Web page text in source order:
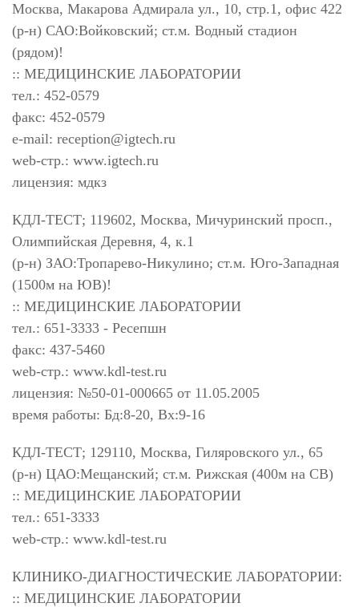
Москва, Макарова Адмирала ул., 10, стр.1, офис 422
(р-н) САО:Войковский; ст.м. Водный стадион
(рядом)!
:: МЕДИЦИНСКИЕ ЛАБОРАТОРИИ
тел.: 452-0579
факс: 452-0579
e-mail: reception@igtech.ru
web-стр.: www.igtech.ru
лицензия: мдкз
КДЛ-ТЕСТ; 119602, Москва, Мичуринский просп.,
Олимпийская Деревня, 4, к.1
(р-н) ЗАО:Тропарево-Никулино; ст.м. Юго-Западная
(1500м на ЮВ)!
:: МЕДИЦИНСКИЕ ЛАБОРАТОРИИ
тел.: 651-3333 - Ресепшн
факс: 437-5460
web-стр.: www.kdl-test.ru
лицензия: №50-01-000665 от 11.05.2005
время работы: Бд:8-20, Вх:9-16
КДЛ-ТЕСТ; 129110, Москва, Гиляровского ул., 65
(р-н) ЦАО:Мещанский; ст.м. Рижская (400м на СВ)
:: МЕДИЦИНСКИЕ ЛАБОРАТОРИИ
тел.: 651-3333
web-стр.: www.kdl-test.ru
КЛИНИКО-ДИАГНОСТИЧЕСКИЕ ЛАБОРАТОРИИ:
:: МЕДИЦИНСКИЕ ЛАБОРАТОРИИ